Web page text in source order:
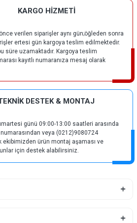
KARGO HİZMETİ
verilen siparişler aynı gün;öğleden sonra
ertesi gün kargoya teslim edilmektedir.
süre uzamaktadır. Kargoya teslim
kayıtlı numaranıza mesaj olarak
DESTEK & MONTAJ
günü 09:00-13:00 saatleri arasında
veya (0212)9080724
ürün montaj aşaması ve
için destek alabilirsiniz.